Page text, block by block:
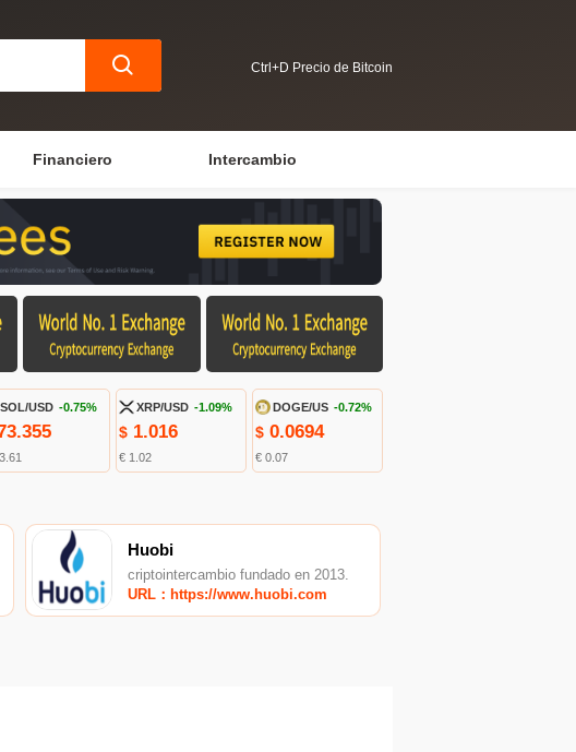
Ctrl+D Precio de Bitcoin
Financiero Intercambio
SOL/USD -0.75% XRP/USD -1.09%
$ 1.016
€ 1.02
DOGE/US -0.72%
$ 0.0694
€ 0.07
Huobi
criptointercambio fundado en 2013.
URL：https://www.huobi.com